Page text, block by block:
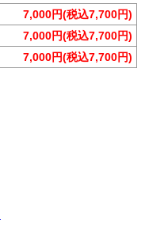
7,000円(税込7,700円)
7,000円(税込7,700円)
7,000円(税込7,700円)